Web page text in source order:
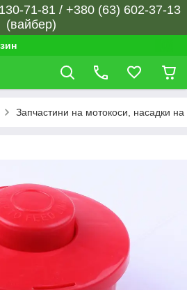
71-81 / +380 (63) 602-37-13
(вайбер)
Запчастини на мотокоси, насадки